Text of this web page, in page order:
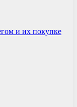
и их покупке